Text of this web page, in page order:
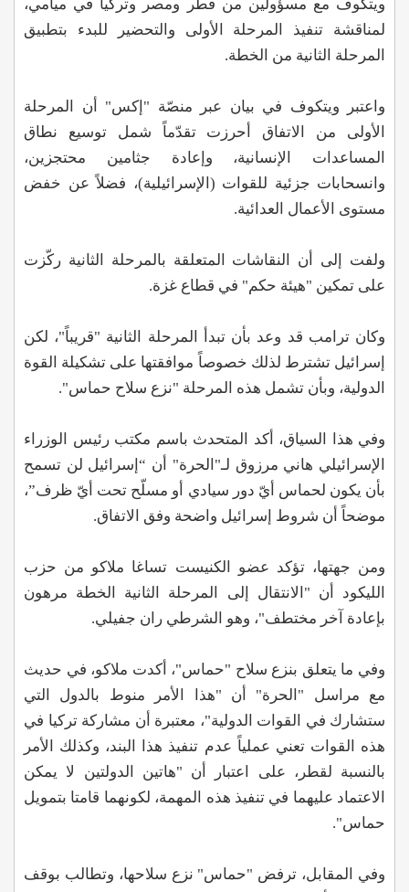
ويتكوف مع مسؤولين من قطر ومصر وتركيا في ميامي،
لمناقشة تنفيذ المرحلة الأولى والتحضير للبدء بتطبيق
المرحلة الثانية من الخطة.
واعتبر ويتكوف في بيان عبر منصّة "إكس" أن المرحلة
الأولى من الاتفاق أحرزت تقدّماً شمل توسيع نطاق
المساعدات الإنسانية، وإعادة جثامين محتجزين،
وانسحابات جزئية للقوات (الإسرائيلية)، فضلاً عن خفض
مستوى الأعمال العدائية.
ولفت إلى أن النقاشات المتعلقة بالمرحلة الثانية ركّزت
على تمكين "هيئة حكم" في قطاع غزة.
وكان ترامب قد وعد بأن تبدأ المرحلة الثانية "قريباً"، لكن
إسرائيل تشترط لذلك خصوصاً موافقتها على تشكيلة القوة
الدولية، وبأن تشمل هذه المرحلة "نزع سلاح حماس".
وفي هذا السياق، أكد المتحدث باسم مكتب رئيس الوزراء
الإسرائيلي هاني مرزوق لـ"الحرة" أن “إسرائيل لن تسمح
بأن يكون لحماس أيّ دور سيادي أو مسلّح تحت أيّ ظرف”،
موضحاً أن شروط إسرائيل واضحة وفق الاتفاق.
ومن جهتها، تؤكد عضو الكنيست تساغا ملاكو من حزب
الليكود أن "الانتقال إلى المرحلة الثانية الخطة مرهون
بإعادة آخر مختطف"، وهو الشرطي ران جفيلي.
وفي ما يتعلق بنزع سلاح "حماس"، أكدت ملاكو، في حديث
مع مراسل "الحرة" أن "هذا الأمر منوط بالدول التي
ستشارك في القوات الدولية"، معتبرة أن مشاركة تركيا في
هذه القوات تعني عملياً عدم تنفيذ هذا البند، وكذلك الأمر
بالنسبة لقطر، على اعتبار أن "هاتين الدولتين لا يمكن
الاعتماد عليهما في تنفيذ هذه المهمة، لكونهما قامتا بتمويل
حماس".
وفي المقابل، ترفض "حماس" نزع سلاحها، وتطالب بوقف